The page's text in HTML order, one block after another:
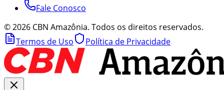
Fale Conosco
©2026 CBN Amazônia. Todos os direitos reservados.
Termos de Uso
Política de Privacidade